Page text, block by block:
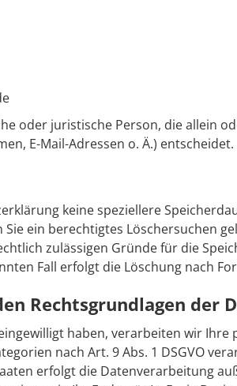
oder juristische Person, die allein
E-Mail-Adressen o. Ä.) entscheidet.
keine speziellere
ein berechtigtes Löschersuchen
zulässigen Gründe für die
Fall erfolgt die Löschung nach
Rechtsgrundlagen der
haben, verarbeiten wir Ihre
nach Art. 9 Abs. 1 DSGVO
erfolgt die Datenverarbeitung